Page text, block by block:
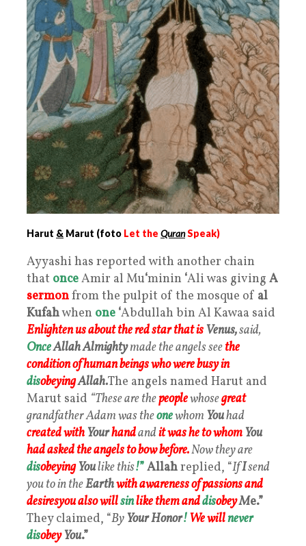
Harut & Marut (foto Let the QuranSpeak)
Ayyashi has reported with another chain
that onceAmir al Mu‘minin ‘Ali was giving A
sermonfrom the pulpit of the mosque of al
Kufahwhen one ‘Abdullah bin Al Kawaa said
Enlighten us about the red star that is Venus,said,
OnceAllah Almightymade the angels seethe
condition of human beingswho were busy in
disobeyingAllah.The angels named Harut and
Marut said “These are thepeoplewhosegreat
grandfather Adam was theonewhom Youhad
created with Yourhandandit was he to whom You
had asked the angels to bow before.Now they are
disobeying Youlike this!”Allahreplied, “IfIsend
you to in theEarthwith awareness of passions and
desiresyou also willsinlike them anddisobeyMe.”
They claimed, “By Your Honor! We willnever
disobeyYou.”